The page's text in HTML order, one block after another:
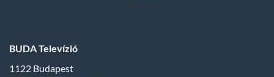
BUDA Televízió
1122 Budapest